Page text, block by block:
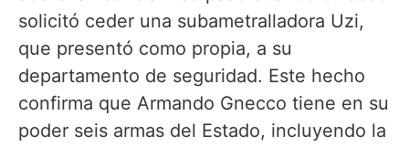
solicitó ceder una subametralladora Uzi,
que presentó como propia, a su
departamento de seguridad. Este hecho
confirma que Armando Gnecco tiene en su
poder seis armas del Estado, incluyendo la